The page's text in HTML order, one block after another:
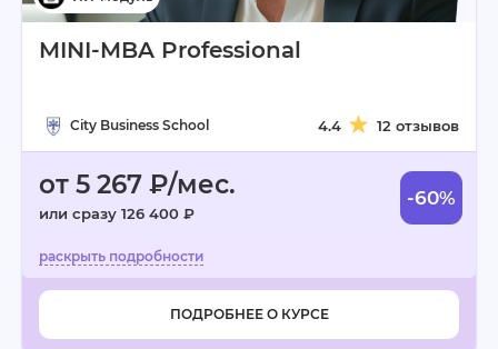
MINI-MBA Professional
City Business School 4.4 12 отзывов
от 5 267 ₽/мес.
или сразу 126 400 ₽
-60%
ПОДРОБНЕЕ О КУРСЕ